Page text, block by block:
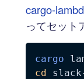
cargo-
ってセット
cargo
cd